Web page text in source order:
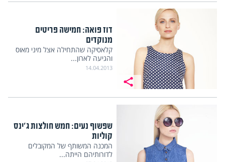
דוז פואה: חמישה פריטים
מנוקדים
קלאסיקה שהתחילה אצל מיני מאוס
והגיעה לארון...
14.04.2013
שפשוף נעים: חמש חולצות ג'ינס
קוליות
המכנה המשותף של המקובלים
לדורותיהם הייתה...